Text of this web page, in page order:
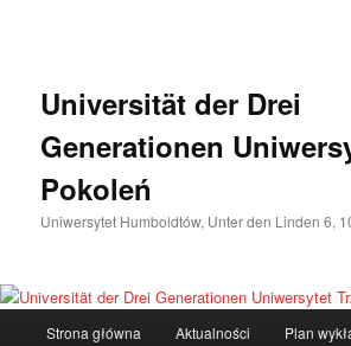
Universität der Drei
Generationen
Pokoleń
Uniwersytet Humboldtów, Unter den Linden 6,
Strona główna Aktualności Plan